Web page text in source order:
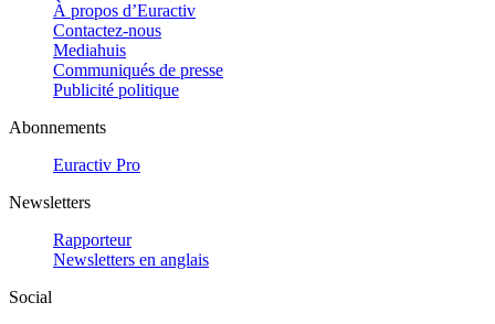
À propos d’Euractiv
Contactez-nous
Mediahuis
Communiqués de presse
Publicité politique
Abonnements
Euractiv Pro
Newsletters
Rapporteur
Newsletters en anglais
Social